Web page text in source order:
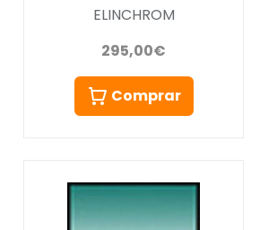
ELINCHROM
295,00€
Comprar